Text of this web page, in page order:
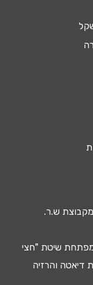
מקבוצת ש.ר.
שיטת "חצי
דיאטה והרזיה